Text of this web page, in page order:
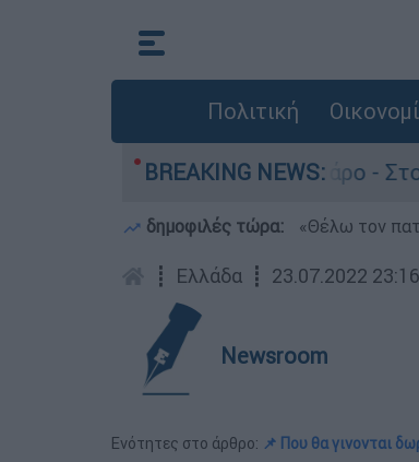
Πολιτική
BREAKING NEWS:
του 4χρονου στην Πάρο - Στο
δημοφιλές τώρα: «Θέλω τον
┋ Ελλάδα ┋ 23.07.2022 23:16
Newsroom
Ενότητες στο άρθρο: 📌 Που θα γινονται